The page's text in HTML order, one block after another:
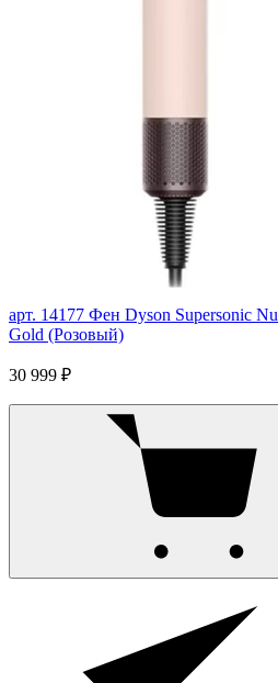
арт. 14177 Фен Dyson Supersonic
Gold (Розовый)
30 999 ₽